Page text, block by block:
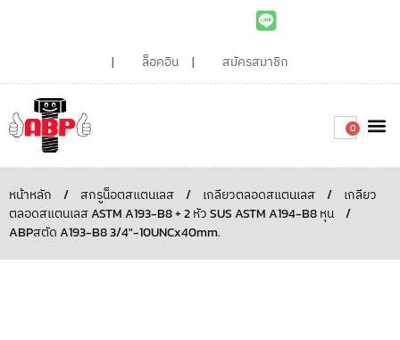
ล็อคอิน สมัครสมาชิก
0
หน้าหลัก / สกรูน็อตสแตนเลส / เกลียวตลอดสแตนเลส /
เกลียว
ตลอดสแตนเลส ASTM A193-B8 + 2 หัว SUS ASTM A194-B8 หุน
/
ABPสตัด A193-B8 3/4″-10UNCx40mm.